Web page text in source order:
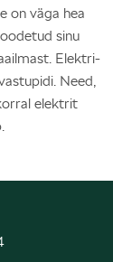
on väga hea
sinu
Elektri-
Need,
elektrit